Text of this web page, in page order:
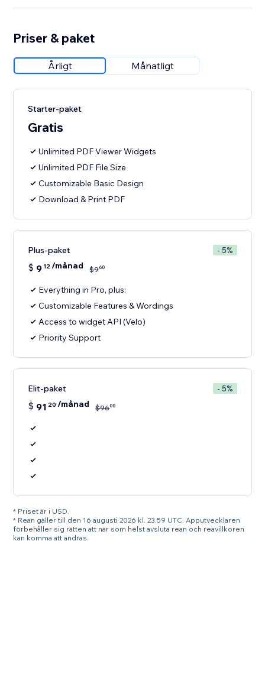
Priser & paket
Årligt Månatligt
Starter-paket
Gratis
Unlimited PDF Viewer Widgets
Unlimited PDF File Size
Customizable Basic Design
Download & Print PDF
Plus-paket - 5%
$ 9 12/månad $960
Everything in Pro, plus:
Customizable Features & Wordings
Access to widget API (Velo)
Priority Support
Elit-paket - 5%
$ 91 20 /månad $9600
* Priset är i USD.
* Rean gäller till den 16 augusti 2026 kl. 23.59 UTC. Apputvecklaren
förbehåller sig rätten att när som helst avsluta rean och reavillkoren
kan komma att ändras.